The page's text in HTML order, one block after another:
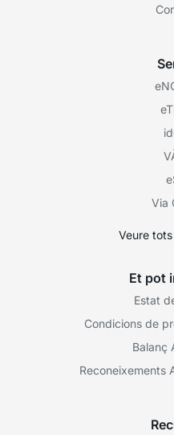
Via
Veure
Et pot
Estat
Condicions de
Balanç
Reconeixements